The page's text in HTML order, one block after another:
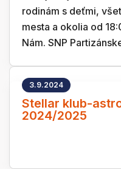
rodinám s deťmi,
mesta a okolia od
Nám. SNP
3.9.2024
Stellar klub-
2024/2025